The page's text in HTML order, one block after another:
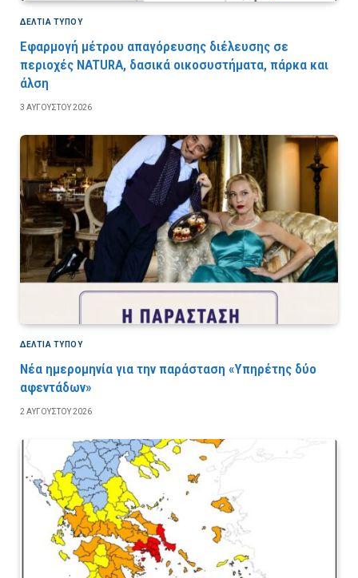
ΔΕΛΤΙΑ ΤΥΠΟΥ
Εφαρμογή μέτρου απαγόρευσης διέλευσης σε
περιοχές NATURA, δασικά οικοσυστήματα, πάρκα και
άλση
3 ΑΥΓΟΎΣΤΟΥ 2026
ΔΕΛΤΙΑ ΤΥΠΟΥ
Νέα ημερομηνία για την παράσταση «Υπηρέτης δύο
αφεντάδων»
2 ΑΥΓΟΎΣΤΟΥ 2026